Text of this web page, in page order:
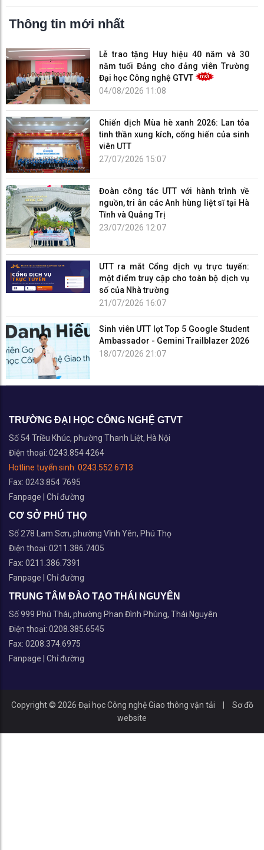
Thông tin mới nhất
Lễ trao tặng Huy hiệu 40 năm và 30
năm tuổi Đảng cho đảng viên Trường
Đại học Công nghệ GTVT
04/08/2026 11:08
Chiến dịch Mùa hè xanh 2026: Lan tỏa
tinh thần xung kích, cống hiến của sinh
viên UTT
27/07/2026 15:07
Đoàn công tác UTT với hành trình về
nguồn, tri ân các Anh hùng liệt sĩ tại Hà
Tĩnh và Quảng Trị
23/07/2026 12:07
UTT ra mắt Cổng dịch vụ trực tuyến:
một điểm truy cập cho toàn bộ dịch vụ
số của Nhà trường
21/07/2026 16:07
Sinh viên UTT lọt Top 5 Google Student
Ambassador - Gemini Trailblazer 2026
18/07/2026 21:07
TRƯỜNG ĐẠI HỌC CÔNG NGHỆ GTVT
Số 54 Triều Khúc, phường Thanh Liệt, Hà Nội
Điện thoại: 0243.854 4264
Hotline tuyển sinh: 0243.552 6713
Fax: 0243.854 7695
Fanpage
Chỉ đường
CƠ SỞ PHÚ THỌ
Số 278 Lam Sơn, phường Vĩnh Yên, Phú Thọ
Điện thoại: 0211.386.7405
Fax: 0211.386.7391
Fanpage
Chỉ đường
TRUNG TÂM ĐÀO TẠO THÁI NGUYÊN
Số 999 Phú Thái, phường Phan Đình Phùng, Thái Nguyên
Điện thoại: 0208.385.6545
Fax: 0208.374.6975
Fanpage
Chỉ đường
Copyright © 2026 Đại học Công nghệ Giao thông vận tải
Sơ đồ
website